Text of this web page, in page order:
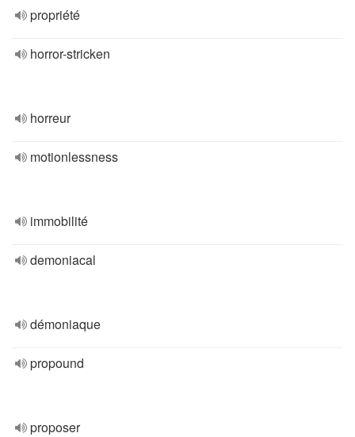
propriété
horror-stricken
horreur
motionlessness
immobilité
demoniacal
démoniaque
propound
proposer